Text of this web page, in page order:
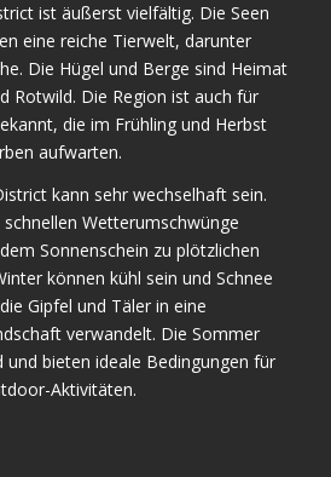
ist äußerst vielfältig. Die Seen
eine reiche Tierwelt, darunter
Die Hügel und Berge sind Heimat
Rotwild. Die Region ist auch für
die im Frühling und Herbst
aufwarten.
kann sehr wechselhaft sein.
Wetterumschwünge
Sonnenschein zu plötzlichen
können kühl sein und Schnee
Gipfel und Täler in eine
verwandelt. Die Sommer
bieten ideale Bedingungen für
Aktivitäten.